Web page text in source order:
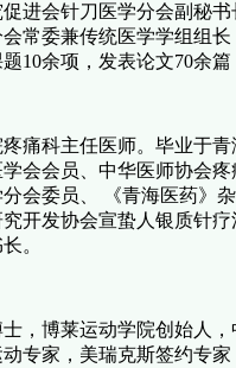
进会针刀医学分会副秘
常委兼传统医学学组组
10余项，发表论文70余篇
痛科主任医师。毕业于
会会员、中华医师协会
会委员、 《青海医药》
开发协会宣蛰人银质针
。
，博莱运动学院创始人
专家，美瑞克斯签约专